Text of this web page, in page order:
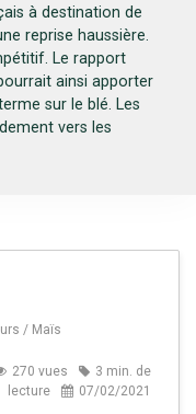
à destination de
reprise haussière.
Le rapport
ainsi apporter
sur le blé. Les
vers les
/ Maïs
270 vues
3 min. de
lecture
07/02/2021